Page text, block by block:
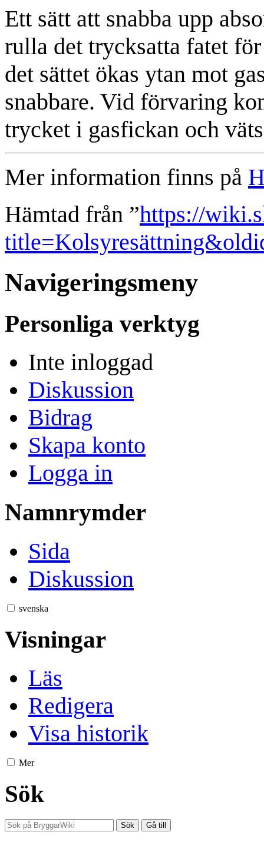
Ett sätt att snabba upp
rulla det trycksatta fatet
det sättet ökas ytan mot
snabbare. Vid förvaring
trycket i gasfickan och
Mer information finns på
Hämtad från ”https://
Navigeringsmeny
Personliga verktyg
Inte inloggad
Diskussion
Bidrag
Skapa konto
Logga in
Namnrymder
Sida
Diskussion
svenska
Visningar
Läs
Redigera
Visa historik
Mer
Sök